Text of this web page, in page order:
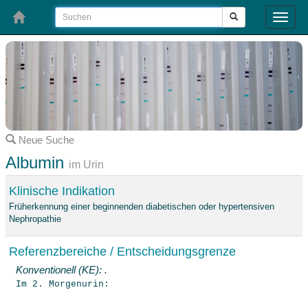
Toggle
Neue Suche
Albumin im Urin
Klinische Indikation
Früherkennung einer beginnenden diabetischen oder hypertensiven
Nephropathie
Referenzbereiche / Entscheidungsgrenze
Konventionell (KE): .
Im 2. Morgenurin: